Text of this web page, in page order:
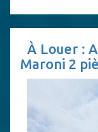
À Louer :
Maroni 2